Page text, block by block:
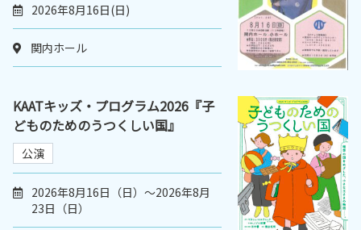
2026年8月16日(日)
関内ホール
KAATキッズ・プログラム2026『子
どものためのうつくしい国』
公演
2026年8月16日（日）～2026年8月
23日（日）